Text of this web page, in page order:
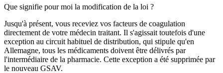
Que signifie pour moi la modification de la loi ?
Jusqu'à présent, vous receviez vos facteurs de coagulation
directement de votre médecin traitant. Il s'agissait toutefois d'une
exception au circuit habituel de distribution, qui stipule qu'en
Allemagne, tous les médicaments doivent être délivrés par
l'intermédiaire de la pharmacie. Cette exception a été supprimée par
le nouveau GSAV.